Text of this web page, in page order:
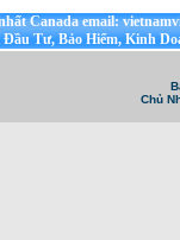
Canada email:
Tư, Bảo Hiểm, Kinh
Chủ